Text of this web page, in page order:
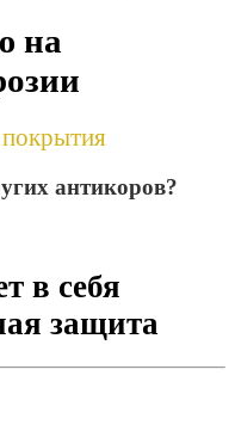
на
покрытия
антикоров?
в себя
защита